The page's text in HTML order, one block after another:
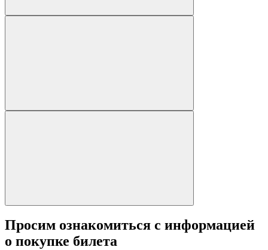
Просим ознакомиться с информацией
о покупке билета